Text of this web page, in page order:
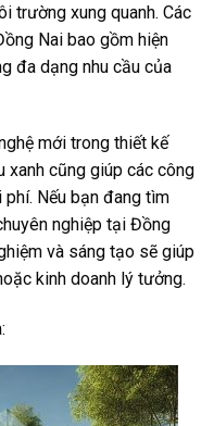
trường xung quanh. Các
Nai bao gồm hiện
đa dạng nhu cầu của
mới trong thiết kế
xanh cũng giúp các công
Nếu bạn đang tìm
nghiệp tại Đồng
và sáng tạo sẽ giúp
kinh doanh lý tưởng.